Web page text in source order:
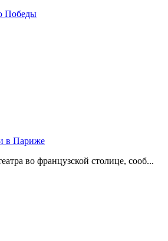
Победы
в Париже
во французской столице, сооб...